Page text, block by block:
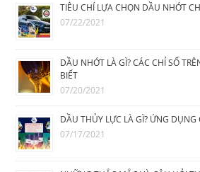
TIÊU CHÍ LỰA CHỌN DẦU NHỚT
07/22/2021
DẦU NHỚT LÀ GÌ? CÁC CHỈ SỐ
BIẾT
07/20/2021
DẦU THỦY LỰC LÀ GÌ? ỨNG
07/17/2021